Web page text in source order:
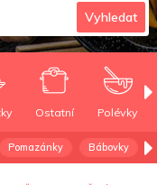
Vyhledat
Ostatní Polévky
Pomazánky Bábovky